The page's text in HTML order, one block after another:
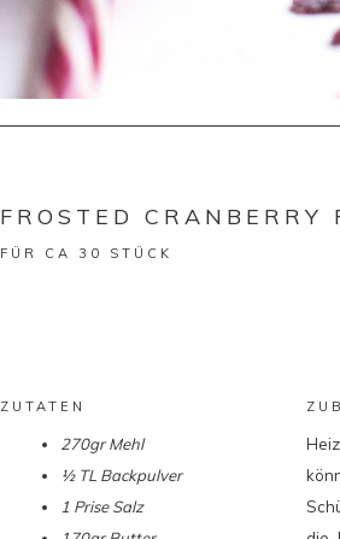
FROSTED CRANBERRY
FÜR CA 30 STÜCK
ZUTATEN
270gr Mehl
½ TL Backpulver
1 Prise Salz